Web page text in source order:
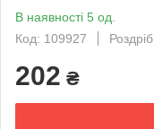
В наявності 5 од.
Код: 109927
Роздріб
202 ₴